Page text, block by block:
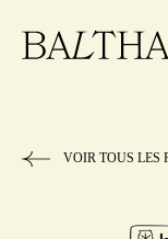
VOIR TOUS LES